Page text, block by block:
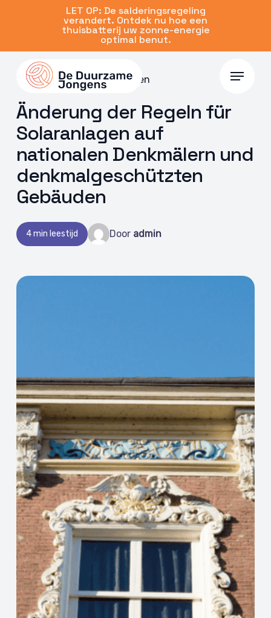
content
LET OP: De salderingsregeling
verandert. Ontdek nu hoe een
thuisbatterij uw zonne-energie
optimal benut.
Menu
14 März 2024 | Zonnepanelen
Änderung der Regeln für
Solaranlagen auf
nationalen Denkmälern und
denkmalgeschützten
Gebäuden
4 min leestijd Door admin